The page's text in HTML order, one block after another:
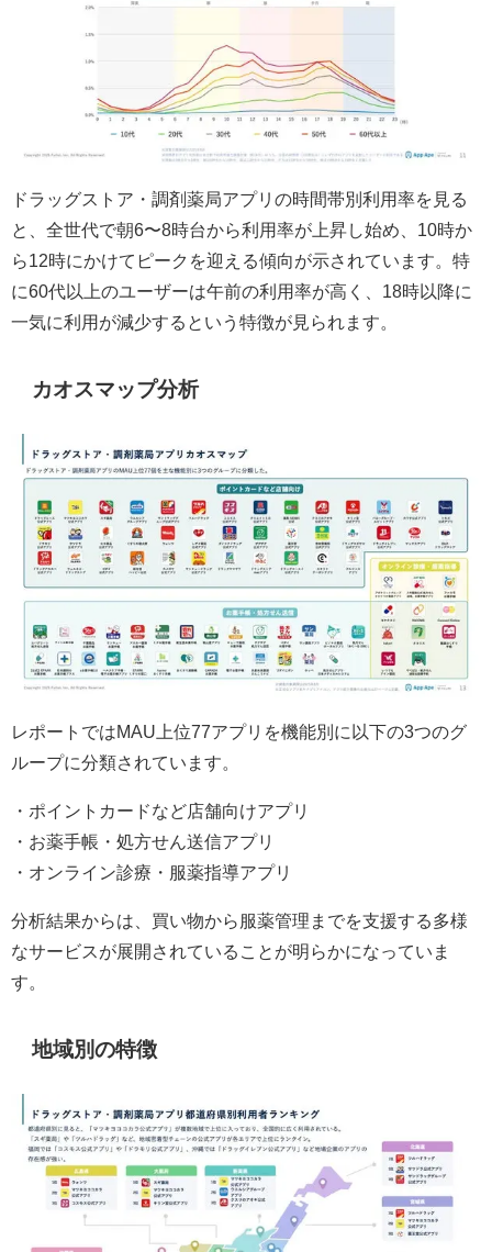
ドラッグストア・調剤薬局アプリの時間帯別利用率を見る
と、全世代で朝6〜8時台から利用率が上昇し始め、10時か
ら12時にかけてピークを迎える傾向が示されています。特
に60代以上のユーザーは午前の利用率が高く、18時以降に
一気に利用が減少するという特徴が見られます。
カオスマップ分析
レポートではMAU上位77アプリを機能別に以下の3つのグ
ループに分類されています。
・ポイントカードなど店舗向けアプリ
・お薬手帳・処方せん送信アプリ
・オンライン診療・服薬指導アプリ
分析結果からは、買い物から服薬管理までを支援する多様
なサービスが展開されていることが明らかになっていま
す。
地域別の特徴